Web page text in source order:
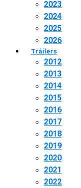
2023
2024
2025
2026
Tráilers
2012
2013
2014
2015
2016
2017
2018
2019
2020
2021
2022